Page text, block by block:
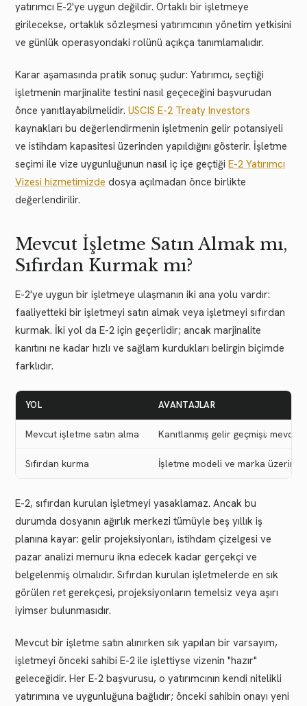
yatırımcı E-2'ye uygun değildir. Ortaklı bir işletmeye
girilecekse, ortaklık sözleşmesi yatırımcının yönetim yetkisini
ve günlük operasyondaki rolünü açıkça tanımlamalıdır.
Karar aşamasında pratik sonuç şudur: Yatırımcı, seçtiği
işletmenin marjinalite testini nasıl geçeceğini başvurudan
önce yanıtlayabilmelidir. USCIS E-2 Treaty Investors
kaynakları bu değerlendirmenin işletmenin gelir potansiyeli
ve istihdam kapasitesi üzerinden yapıldığını gösterir. İşletme
seçimi ile vize uygunluğunun nasıl iç içe geçtiği E-2 Yatırımcı
Vizesi hizmetimizde dosya açılmadan önce birlikte
değerlendirilir.
Mevcut İşletme Satın Almak mı,
Sıfırdan Kurmak mı?
E-2'ye uygun bir işletmeye ulaşmanın iki ana yolu vardır:
faaliyetteki bir işletmeyi satın almak veya işletmeyi sıfırdan
kurmak. İki yol da E-2 için geçerlidir; ancak marjinalite
kanıtını ne kadar hızlı ve sağlam kurdukları belirgin biçimde
farklıdır.
YOL AVANTAJLAR
Mevcut işletme satın alma Kanıtlanmış gelir geçmişi;
Sıfırdan kurma İşletme modeli ve marka üzerinde
E-2, sıfırdan kurulan işletmeyi yasaklamaz. Ancak bu
durumda dosyanın ağırlık merkezi tümüyle beş yıllık iş
planına kayar: gelir projeksiyonları, istihdam çizelgesi ve
pazar analizi memuru ikna edecek kadar gerçekçi ve
belgelenmiş olmalıdır. Sıfırdan kurulan işletmelerde en sık
görülen ret gerekçesi, projeksiyonların temelsiz veya aşırı
iyimser bulunmasıdır.
Mevcut bir işletme satın alınırken sık yapılan bir varsayım,
işletmeyi önceki sahibi E-2 ile işlettiyse vizenin "hazır"
geleceğidir. Her E-2 başvurusu, o yatırımcının kendi nitelikli
yatırımına ve uygunluğuna bağlıdır; önceki sahibin onayı yeni